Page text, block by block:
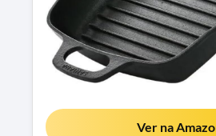
Ver na